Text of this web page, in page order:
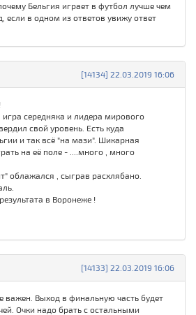
Бельгия играет в футбол лучше чем
если в одном из ответов увижу ответ
[14134] 22.03.2019 16:06
середняка и лидера мирового
свой уровень. Есть куда
и так всё "на мази". Шикарная
на её поле - ....много , много
облажался , сыграв расхлябано.
в Воронеже !
[14133] 22.03.2019 16:06
важен. Выход в финальную часть будет
Очки надо брать с остальными